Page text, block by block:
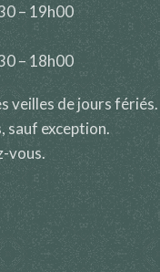
– 19h00
– 18h00
veilles de jours fériés.
sauf exception.
vous.